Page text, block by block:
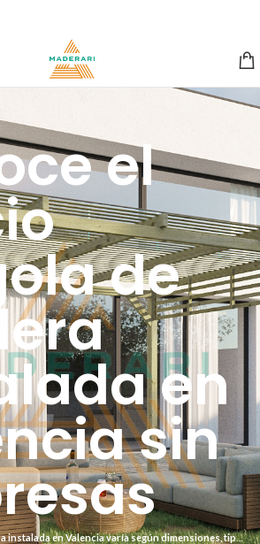
el
de
en
sin
instalada en Valencia varía según dimensiones, tipo